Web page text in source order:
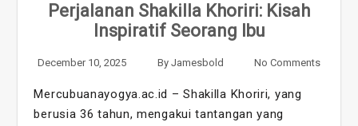
Perjalanan Shakilla Khoriri: Kisah
Inspiratif Seorang Ibu
December 10, 2025 By Jamesbold No Comments
Mercubuanayogya.ac.id – Shakilla Khoriri, yang
berusia 36 tahun, mengakui tantangan yang